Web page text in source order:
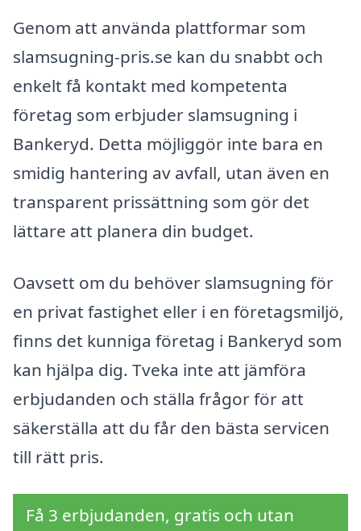
Genom att använda plattformar som
slamsugning-pris.se kan du snabbt och
enkelt få kontakt med kompetenta
företag som erbjuder slamsugning i
Bankeryd. Detta möjliggör inte bara en
smidig hantering av avfall, utan även en
transparent prissättning som gör det
lättare att planera din budget.
Oavsett om du behöver slamsugning för
en privat fastighet eller i en företagsmiljö,
finns det kunniga företag i Bankeryd som
kan hjälpa dig. Tveka inte att jämföra
erbjudanden och ställa frågor för att
säkerställa att du får den bästa servicen
till rätt pris.
Få 3 erbjudanden, gratis och utan